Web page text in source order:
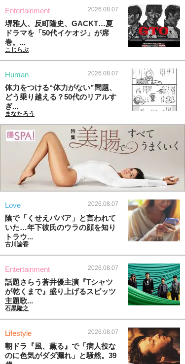
Entertainment 2026.08.07
堺雅人、反町隆史、GACKT…夏
ドラマを「50代イケオジ」が席
巻。...
こじらぶ
Human 2026.08.07
体力をつける“体力がない”問題、
どう乗り越える？50代のリアルす
ぎ...
まなたろう
Love 2026.08.07
陰で「くせえババア」と言われて
いた…年下彼氏のウラの顔を知り
トラウ...
古川諭香
Entertainment 2026.08.07
話題さらう蒼井優主演『Tシャツ
が乾くまで』盛り上げるスピッツ
主題歌...
石黒隆之
Lifestyle 2026.08.07
朝ドラ『風、薫る』で「病人役な
のに色気がダダ漏れ」と騒然。39